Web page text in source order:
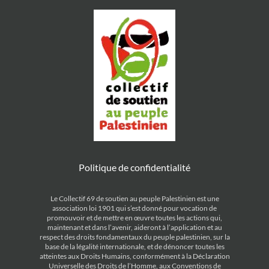
Politique de confidentialité
Le Collectif 69 de soutien au peuple Palestinien est une
association loi 1901 qui s’est donné pour vocation de
promouvoir et de mettre en œuvre toutes les actions qui,
maintenant et dans l’avenir, aideront à l’application et au
respect des droits fondamentaux du peuple palestinien, sur la
base de la légalité internationale, et de dénoncer toutes les
atteintes aux Droits Humains, conformément à la Déclaration
Universelle des Droits de l’Homme, aux Conventions de